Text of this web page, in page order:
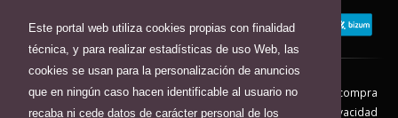
Este portal web utiliza cookies propias con finalidad
técnica, y para realizar estadísticas de uso Web, las
cookies se usan para la personalización de anuncios
que en ningún caso hacen identificable al usuario no
recaba ni cede datos de carácter personal de los
Contacto Aviso Legal
Condiciones de compra
Política de envíos
Política de devolución Política de Privacidad